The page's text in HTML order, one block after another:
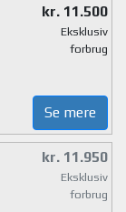
kr. 11.500
Eksklusiv
forbrug
Se mere
kr. 11.950
Eksklusiv
forbrug